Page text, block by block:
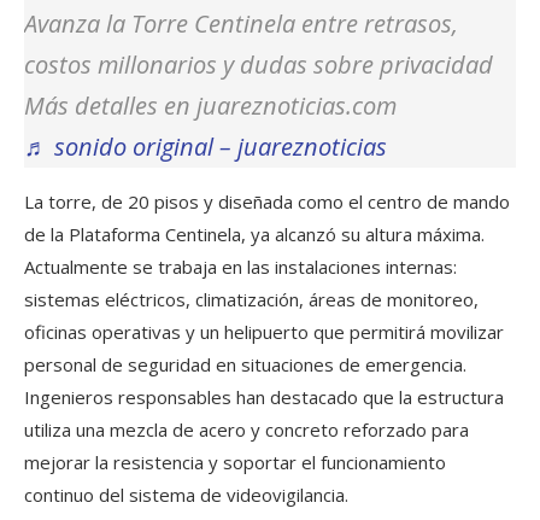
Avanza la Torre Centinela entre retrasos,
costos millonarios y dudas sobre privacidad
Más detalles en juareznoticias.com
♬ sonido original – juareznoticias
La torre, de 20 pisos y diseñada como el centro de mando
de la Plataforma Centinela, ya alcanzó su altura máxima.
Actualmente se trabaja en las instalaciones internas:
sistemas eléctricos, climatización, áreas de monitoreo,
oficinas operativas y un helipuerto que permitirá movilizar
personal de seguridad en situaciones de emergencia.
Ingenieros responsables han destacado que la estructura
utiliza una mezcla de acero y concreto reforzado para
mejorar la resistencia y soportar el funcionamiento
continuo del sistema de videovigilancia.